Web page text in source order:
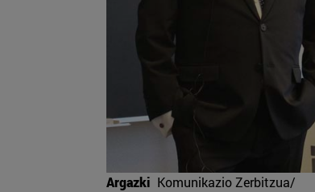
Argazki Komunikazio Zerbitzua/